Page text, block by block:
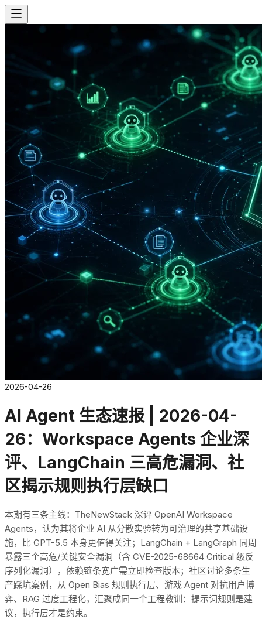
2026-04-26
AI Agent 生态速报 | 2026-04-
26：Workspace Agents 企业深
评、LangChain 三高危漏洞、社
区揭示规则执行层缺口
本期有三条主线：TheNewStack 深评 OpenAI Workspace
Agents，认为其将企业 AI 从分散实验转为可治理的共享基础设
施，比 GPT-5.5 本身更值得关注；LangChain + LangGraph 同周
暴露三个高危/关键安全漏洞（含 CVE-2025-68664 Critical 级反
序列化漏洞），依赖链条宽广需立即检查版本；社区讨论多条生
产踩坑案例，从 Open Bias 规则执行层、游戏 Agent 对抗用户博
弈、RAG 过度工程化，汇聚成同一个工程教训：提示词规则是建
议，执行层才是约束。